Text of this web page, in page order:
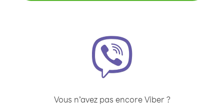
Vous n’avez pas encore Viber ?